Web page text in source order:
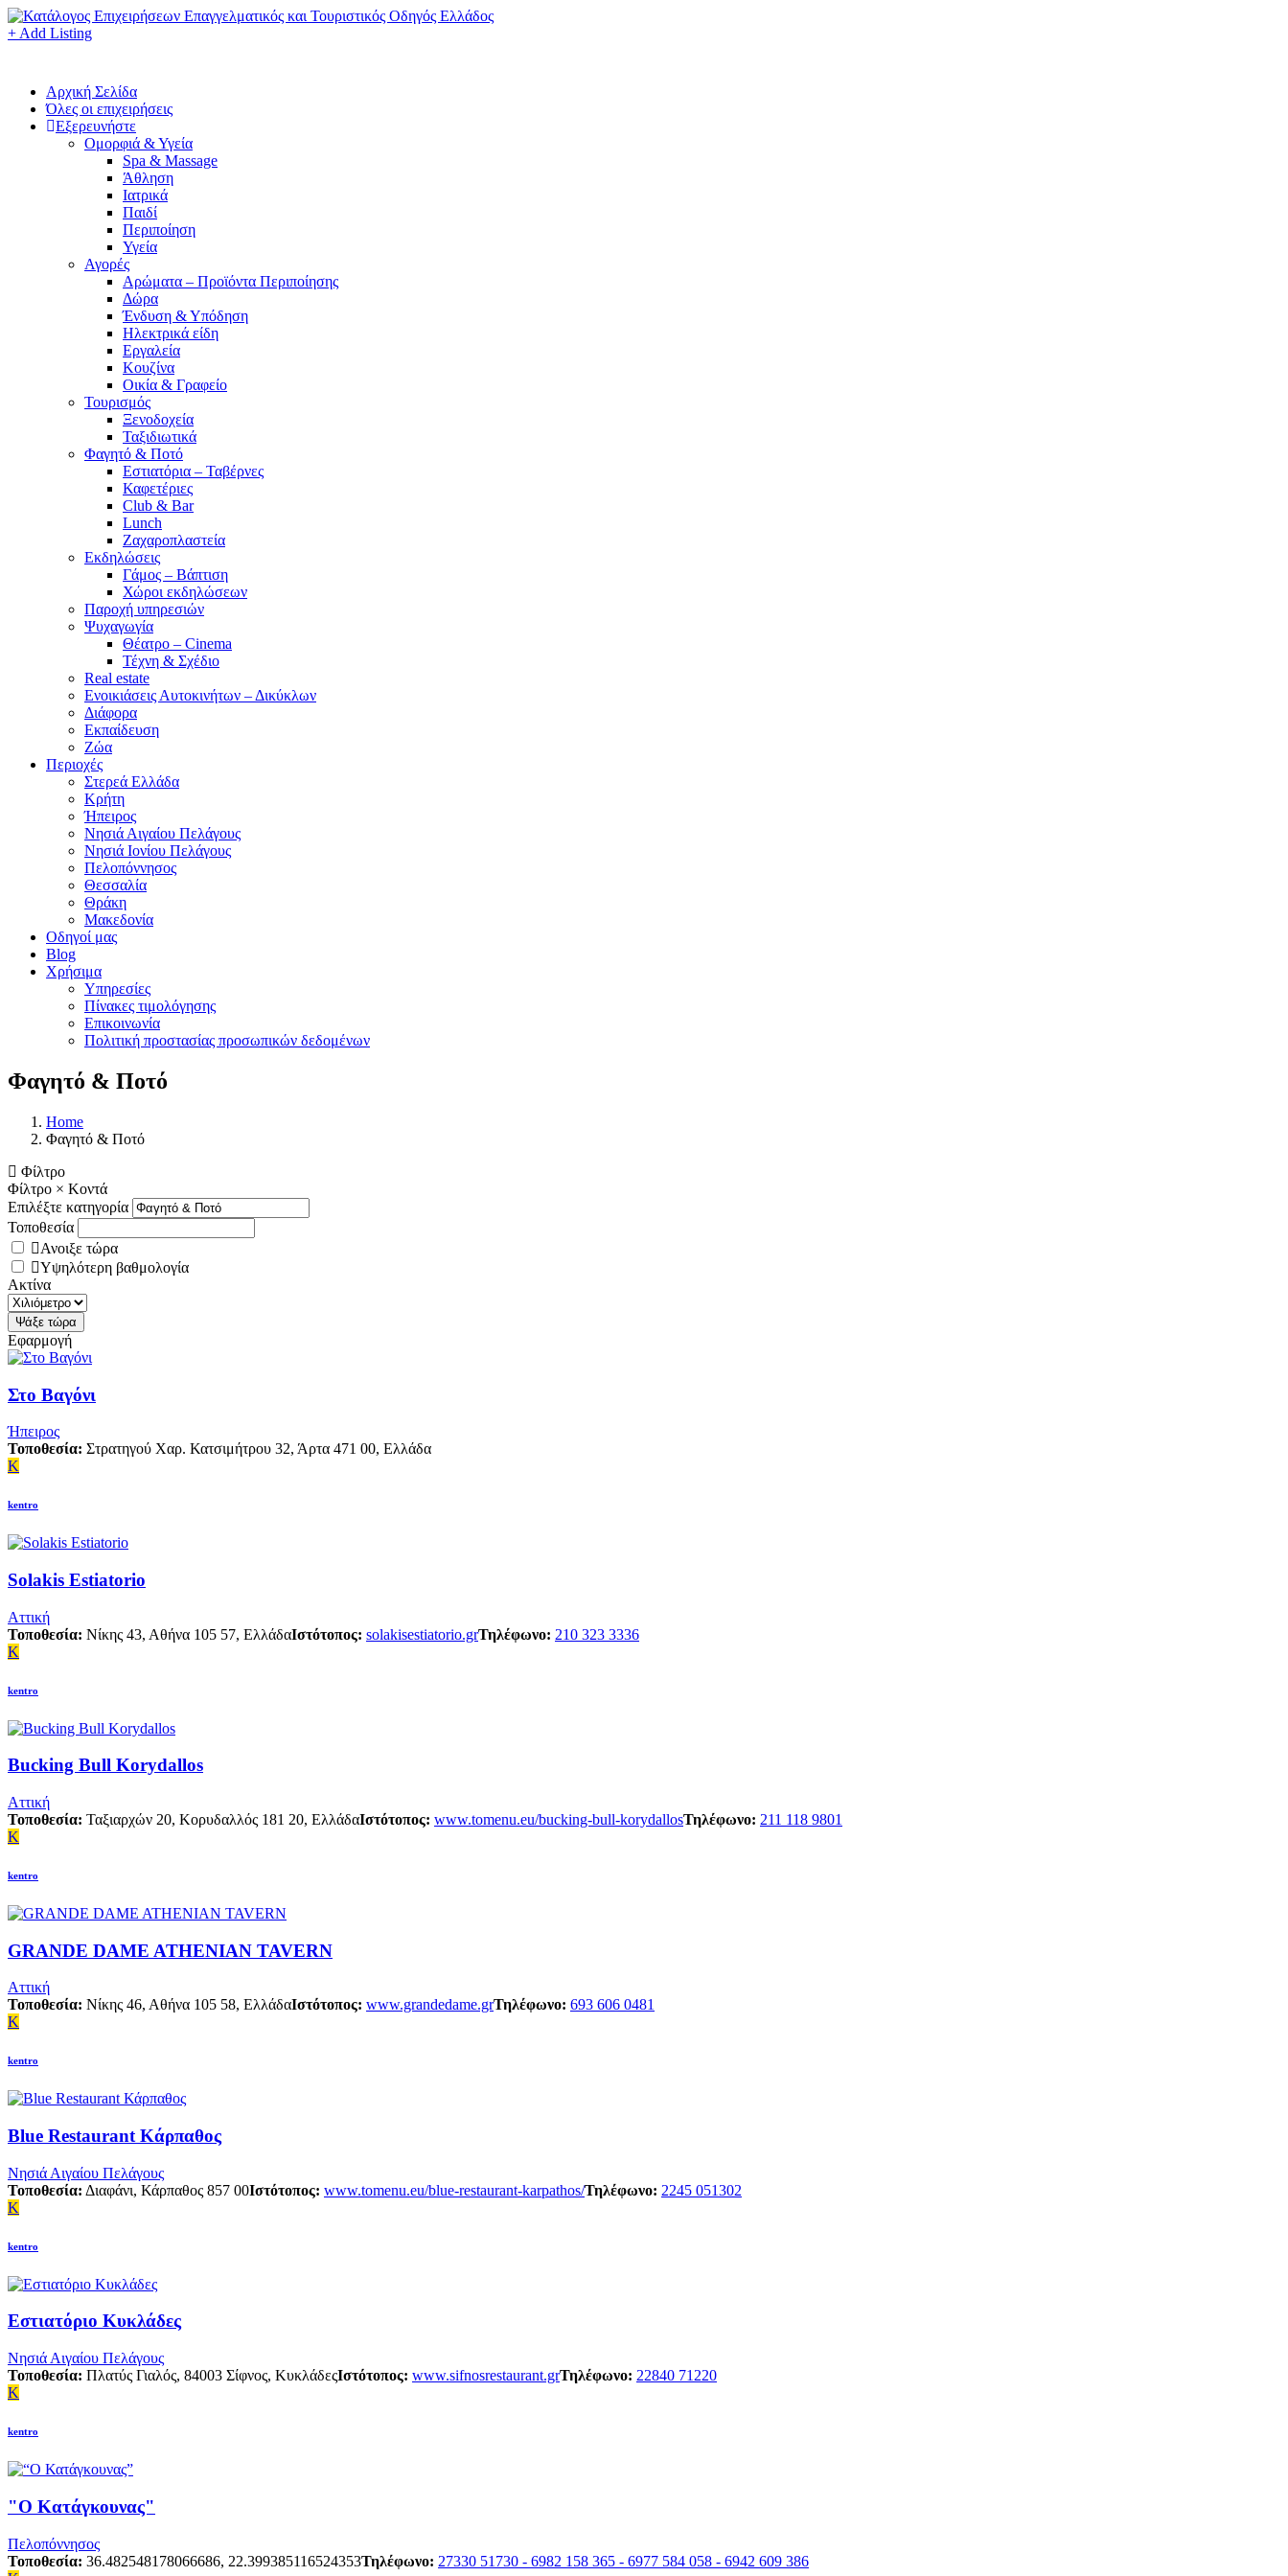
+ Add Listing
Αρχική Σελίδα
Όλες οι επιχειρήσεις
Εξερευνήστε
Ομορφιά & Υγεία
Spa & Massage
Άθληση
Ιατρικά
Παιδί
Περιποίηση
Υγεία
Αγορές
Αρώματα – Προϊόντα Περιποίησης
Δώρα
Ένδυση & Υπόδηση
Ηλεκτρικά είδη
Εργαλεία
Κουζίνα
Οικία & Γραφείο
Τουρισμός
Ξενοδοχεία
Ταξιδιωτικά
Φαγητό & Ποτό
Εστιατόρια – Ταβέρνες
Καφετέριες
Club & Bar
Lunch
Ζαχαροπλαστεία
Εκδηλώσεις
Γάμος – Βάπτιση
Χώροι εκδηλώσεων
Παροχή υπηρεσιών
Ψυχαγωγία
Θέατρο – Cinema
Τέχνη & Σχέδιο
Real estate
Ενοικιάσεις Αυτοκινήτων – Δικύκλων
Διάφορα
Εκπαίδευση
Ζώα
Περιοχές
Στερεά Ελλάδα
Κρήτη
Ήπειρος
Νησιά Αιγαίου Πελάγους
Νησιά Ιονίου Πελάγους
Πελοπόννησος
Θεσσαλία
Θράκη
Μακεδονία
Οδηγοί μας
Blog
Χρήσιμα
Υπηρεσίες
Πίνακες τιμολόγησης
Επικοινωνία
Πολιτική προστασίας προσωπικών δεδομένων
Φαγητό & Ποτό
Home
Φαγητό & Ποτό
Φίλτρο
Φίλτρο × Κοντά
Επιλέξτε κατηγορία
Τοποθεσία
Ανοιξε τώρα
Υψηλότερη βαθμολογία
Ακτίνα
Εφαρμογή
Στο Βαγόνι
Ήπειρος
Τοποθεσία: Στρατηγού Χαρ. Κατσιμήτρου 32, Άρτα 471 00, Ελλάδα
K
kentro
Solakis Estiatorio
Αττική
Τοποθεσία: Νίκης 43, Αθήνα 105 57, ΕλλάδαΙστότοπος: solakisestiatorio.grΤηλέφωνο: 210 323 3336
K
kentro
Bucking Bull Korydallos
Αττική
Τοποθεσία: Ταξιαρχών 20, Κορυδαλλός 181 20, ΕλλάδαΙστότοπος: www.tomenu.eu/bucking-bull-korydallosΤηλέφωνο: 211 118 9801
K
kentro
GRANDE DAME ATHENIAN TAVERN
Αττική
Τοποθεσία: Νίκης 46, Αθήνα 105 58, ΕλλάδαΙστότοπος: www.grandedame.grΤηλέφωνο: 693 606 0481
K
kentro
Blue Restaurant Κάρπαθος
Νησιά Αιγαίου Πελάγους
Τοποθεσία: Διαφάνι, Κάρπαθος 857 00Ιστότοπος: www.tomenu.eu/blue-restaurant-karpathos/Τηλέφωνο: 2245 051302
K
kentro
Εστιατόριο Κυκλάδες
Νησιά Αιγαίου Πελάγους
Τοποθεσία: Πλατύς Γιαλός, 84003 Σίφνος, ΚυκλάδεςΙστότοπος: www.sifnosrestaurant.grΤηλέφωνο: 22840 71220
K
kentro
"Ο Κατάγκουνας"
Πελοπόννησος
Τοποθεσία: 36.482548178066686, 22.399385116524353Τηλέφωνο: 27330 51730 - 6982 158 365 - 6977 584 058 - 6942 609 386